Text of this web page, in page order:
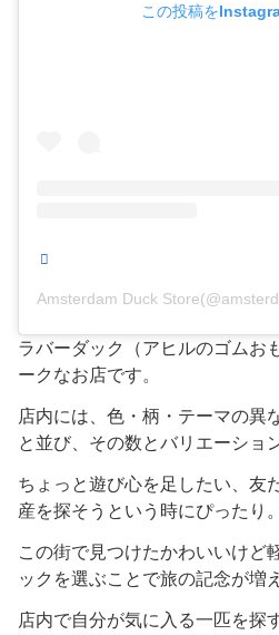
この投稿を
ラバーダック（アヒルのゴムお
ークなお店です。
店内には、色・柄・テーマの異
と並び、その数とバリエーショ
ちょっと遊び心を足したい、友
産を探そうという時にぴったり。
この街で見つけたかわいいけど
ックを選ぶことで旅の記念が増
店内で自分が気に入る一匹を探